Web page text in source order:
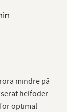
mindre på
helfoder
optimal